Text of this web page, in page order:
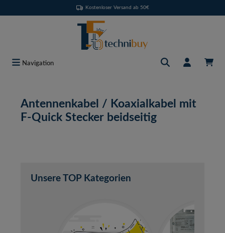
Kostenloser Versand ab 50€
Navigation
Antennenkabel / Koaxialkabel mit
F-Quick Stecker beidseitig
Unsere TOP Kategorien